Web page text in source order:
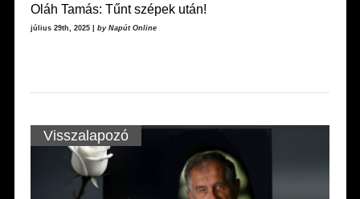
Oláh Tamás: Tűnt szépek után!
július 29th, 2025 | by Napút Online
Visszalapozó